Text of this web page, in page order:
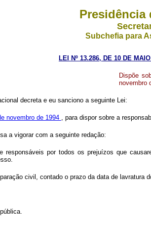
Presidência
Subchefia para
LEI Nº 13.286, DE 10 DE
Dispõe
novembro
decreta e eu sanciono a seguinte Lei:
novembro de 1994 , para dispor sobre a
a vigorar com a seguinte redação:
por todos os prejuízos que
civil, contado o prazo da data de lavratura